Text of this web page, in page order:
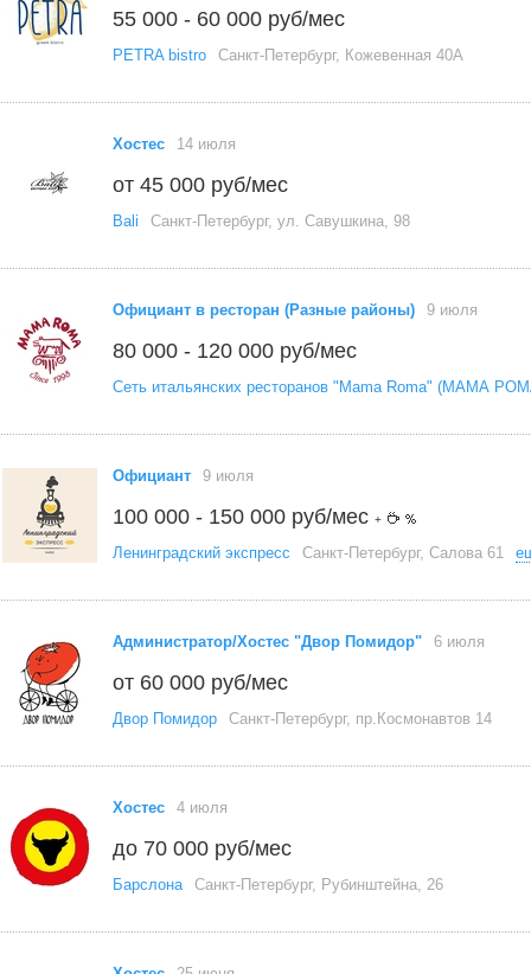
55 000 - 60 000 руб/мес
PETRA bistro Санкт-Петербург, Кожевенная 40А
Хостес 14 июля
от 45 000 руб/мес
Bali Санкт-Петербург, ул. Савушкина, 98
Официант в ресторан (Разные районы) 9 июля
80 000 - 120 000 руб/мес
Сеть итальянских ресторанов "Mama Roma" (МАМА
Официант 9 июля
100 000 - 150 000 руб/мес +
Ленинградский экспресс Санкт-Петербург, Салова 61
Администратор/Хостес "Двор Помидор" 6 июля
от 60 000 руб/мес
Двор Помидор Санкт-Петербург, пр.Космонавтов 14
Хостес 4 июля
до 70 000 руб/мес
Барслона Санкт-Петербург, Рубинштейна, 26